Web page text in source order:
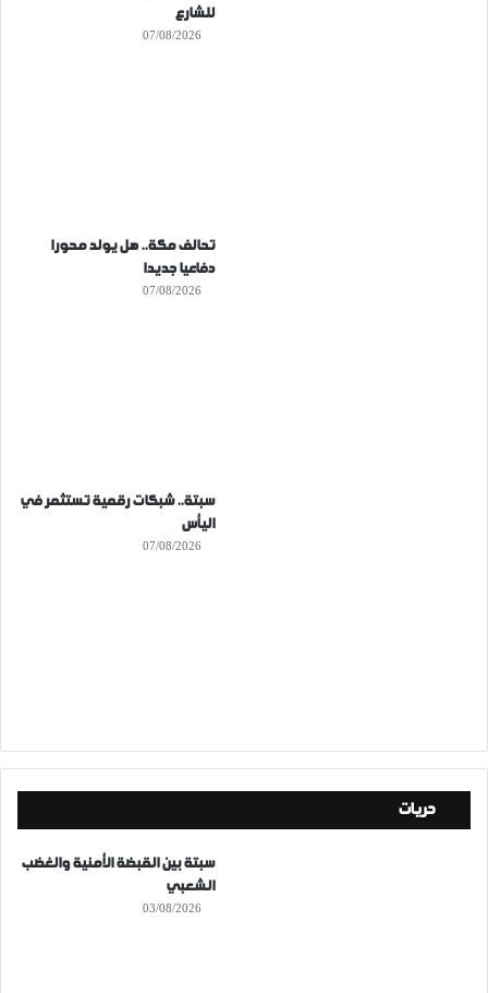
للشارع
07/08/2026
تحالف مكة.. هل يولد محورا
دفاعيا جديدا
07/08/2026
سبتة.. شبكات رقمية تستثمر في
اليأس
07/08/2026
حريات
سبتة بين القبضة الأمنية والغضب
الشعبي
03/08/2026